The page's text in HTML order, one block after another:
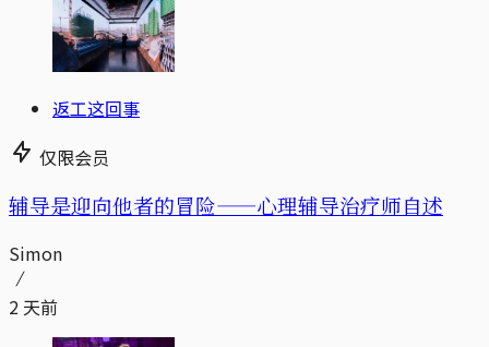
返工这回事
仅限会员
辅导是迎向他者的冒险——心理辅导治疗师自述
Simon
2 天前